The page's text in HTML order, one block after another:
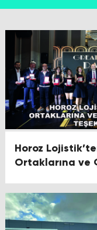
Horoz
Ortaklarına ve